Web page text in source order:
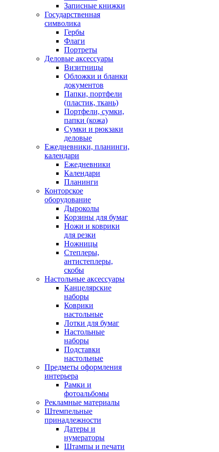
Записные книжки
Государственная
символика
Гербы
Флаги
Портреты
Деловые аксессуары
Визитницы
Обложки и бланки
документов
Папки, портфели
(пластик, ткань)
Портфели, сумки,
папки (кожа)
Сумки и рюкзаки
деловые
Ежедневники, планинги,
календари
Ежедневники
Календари
Планинги
Конторское
оборудование
Дыроколы
Корзины для бумаг
Ножи и коврики
для резки
Ножницы
Степлеры,
антистеплеры,
скобы
Настольные аксессуары
Канцелярские
наборы
Коврики
настольные
Лотки для бумаг
Настольные
наборы
Подставки
настольные
Предметы оформления
интерьера
Рамки и
фотоальбомы
Рекламные материалы
Штемпельные
принадлежности
Датеры и
нумераторы
Штампы и печати